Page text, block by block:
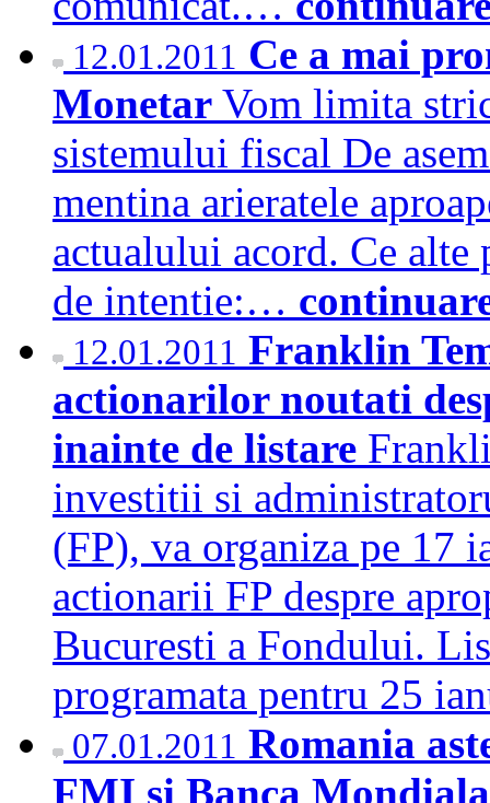
12.01.2011 Ce a mai
Monetar Vom limita
sistemului fiscal De
mentina arieratele
actualului acord. Ce
de intentie:…
12.01.2011 Franklin
actionarilor noutati
inainte de listare
investitii si
(FP), va organiza pe 17
actionarii FP despre
Bucuresti a Fondului.
programata pentru 25
07.01.2011 Romania
FMI si Banca